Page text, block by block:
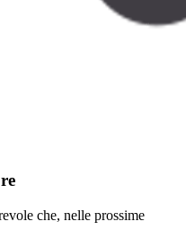
che, nelle prossime